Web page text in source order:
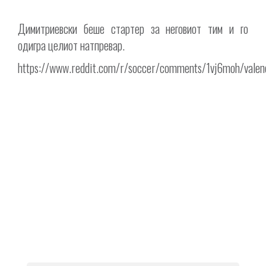
Димитриевски беше стартер за неговиот тим и го
одигра целиот натпревар.
https://www.reddit.com/r/soccer/comments/1vj6moh/